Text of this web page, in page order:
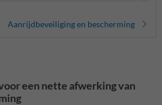
Aanrijdbeveiliging en bescherming
een nette afwerking van